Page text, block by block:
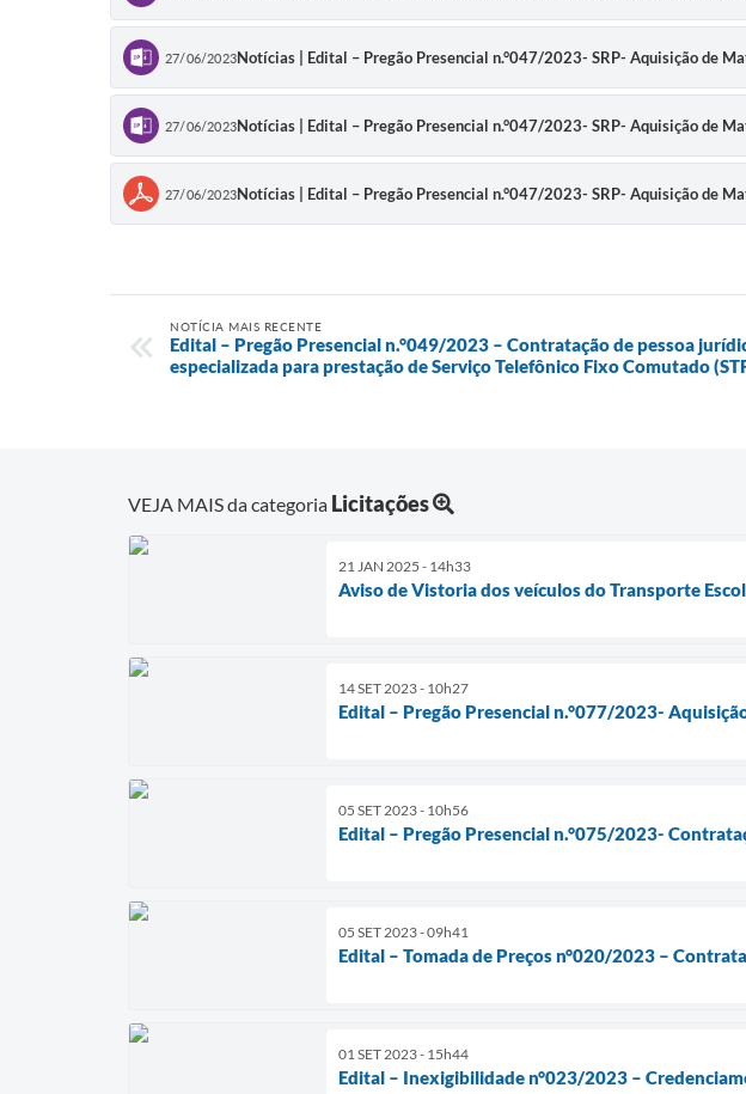
27/06/2023Notícias | Edital – Pregão Presencial n.°047/2023- SRP- Aquisição de
27/06/2023Notícias | Edital – Pregão Presencial n.°047/2023- SRP- Aquisição de
27/06/2023Notícias | Edital – Pregão Presencial n.°047/2023- SRP- Aquisição de
NOTÍCIA MAIS RECENTE
Edital – Pregão Presencial n.°049/2023 – Contratação de pessoa
especializada para prestação de Serviço Telefônico Fixo Comutado
VEJA MAIS da categoria Licitações
21 JAN 2025 - 14h33
Aviso de Vistoria dos veículos do Transporte
14 SET 2023 - 10h27
Edital – Pregão Presencial n.°077/2023-
05 SET 2023 - 10h56
Edital – Pregão Presencial n.°075/2023-
05 SET 2023 - 09h41
Edital – Tomada de Preços n°020/2023 –
01 SET 2023 - 15h44
Edital – Inexigibilidade n°023/2023 –